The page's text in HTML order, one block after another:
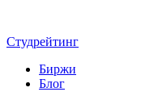
Студрейтинг
Биржи
Блог